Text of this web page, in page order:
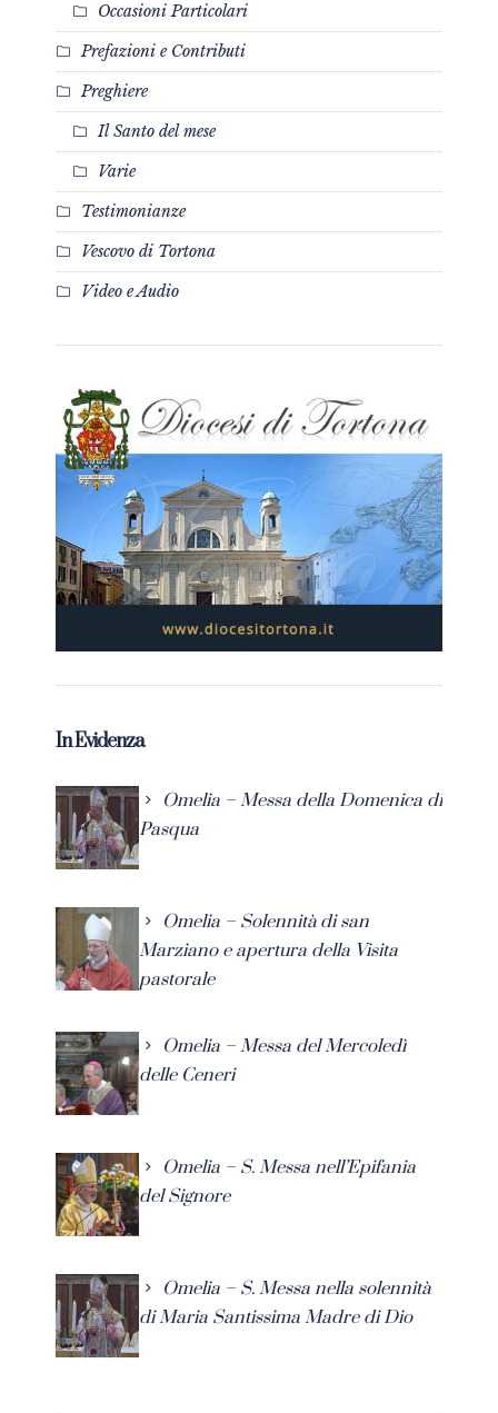
Occasioni Particolari
Prefazioni e Contributi
Preghiere
Il Santo del mese
Varie
Testimonianze
Vescovo di Tortona
Video e Audio
In Evidenza
Omelia – Messa della Domenica di
Pasqua
Omelia – Solennità di san
Marziano e apertura della Visita
pastorale
Omelia – Messa del Mercoledì
delle Ceneri
Omelia – S. Messa nell’Epifania
del Signore
Omelia – S. Messa nella solennità
di Maria Santissima Madre di Dio